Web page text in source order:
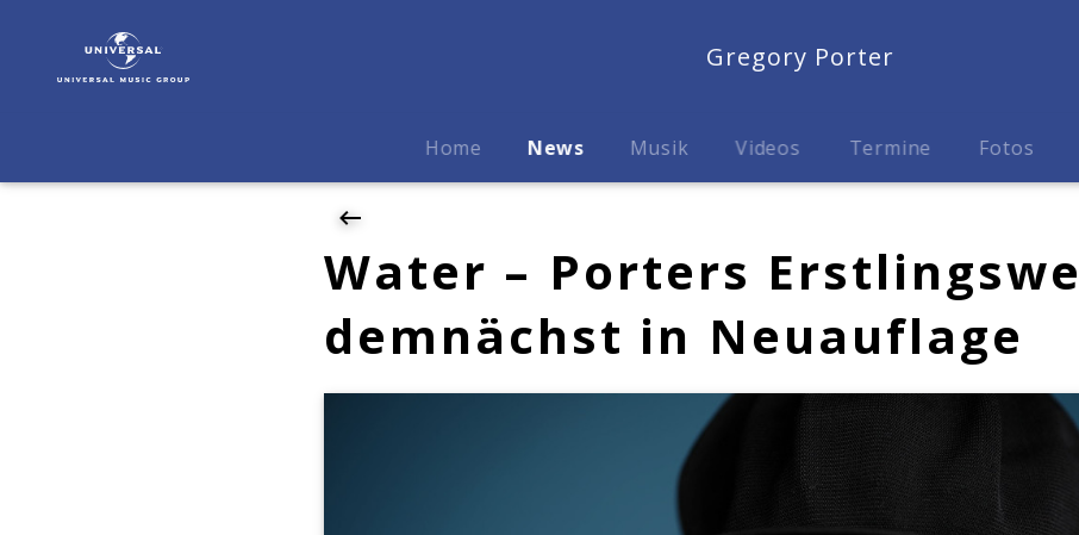
-
Gregory Porter
Home News Musik Videos Termine Fotos
Water – Porters
demnächst in Neuauflage